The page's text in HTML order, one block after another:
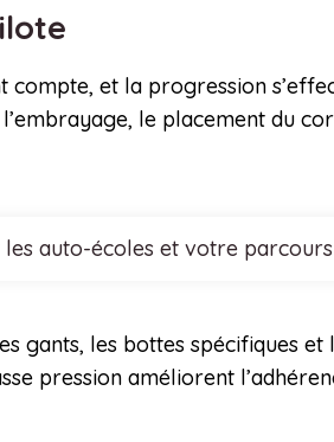
et la progression
le placement du
auto-écoles et votre
gants, les bottes spécifiques et
pression améliorent